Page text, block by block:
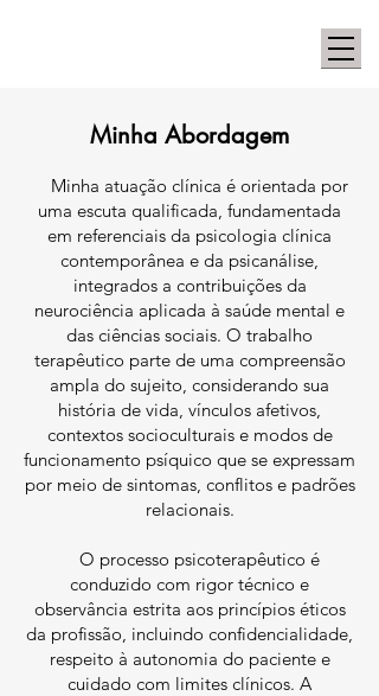
Minha Abordagem
Minha atuação clínica é orientada por
uma escuta qualificada, fundamentada
em referenciais da psicologia clínica
contemporânea e da psicanálise,
integrados a contribuições da
neurociência aplicada à saúde mental e
das ciências sociais. O trabalho
terapêutico parte de uma compreensão
ampla do sujeito, considerando sua
história de vida, vínculos afetivos,
contextos socioculturais e modos de
funcionamento psíquico que se expressam
por meio de sintomas, conflitos e padrões
relacionais.
O processo psicoterapêutico é
conduzido com rigor técnico e
observância estrita aos princípios éticos
da profissão, incluindo confidencialidade,
respeito à autonomia do paciente e
cuidado com limites clínicos. A